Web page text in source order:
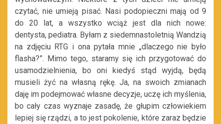
czytać, nie umieją pisać. Nasi podopieczni mają od 9
do 20 lat, a wszystko wciąż jest dla nich nowe:
dentysta, pediatra. Byłam z siedemnastoletnią Wandzią
na zdjęciu RTG i ona pytała mnie „dlaczego nie było
flasha?”. Mimo tego, staramy się ich przygotować do
usamodzielnienia, bo oni kiedyś stąd wyjdą, będą
musieli żyć na własną rękę. Ja, na swoich zmianach
daję im podejmować własne decyzje, uczę ich myślenia,
bo cały czas wyznaje zasadę, że głupim człowiekiem
lepiej się rządzi, a to jest pokolenie, które zaraz będzie